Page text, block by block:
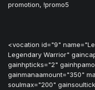
promotion, !promo5
<vocation id="9"
Legendary Warrior"
gainhpticks="2"
gainmanaamount="350"
soulmax="200"